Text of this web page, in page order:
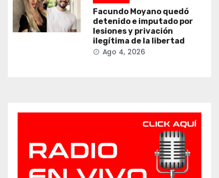
Facundo Moyano quedó
detenido e imputado por
lesiones y privación
ilegítima de la libertad
Ago 4, 2026